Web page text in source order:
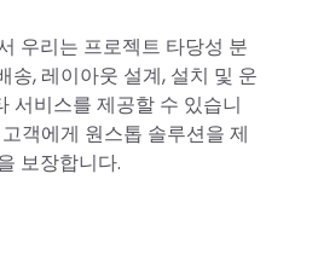
우리는 프로젝트 타당성 분
송, 레이아웃 설계, 설치 및 운
서비스를 제공할 수 있습니
객에게 원스톱 솔루션을 제
보장합니다.